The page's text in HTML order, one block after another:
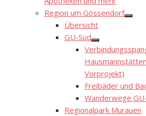
Region um Gössendorf
Show
Übersicht
GU-Süd
Show
sub
menu
Vorprojekt)
Freibäder und
Wanderwege
Regionalpark Murauen